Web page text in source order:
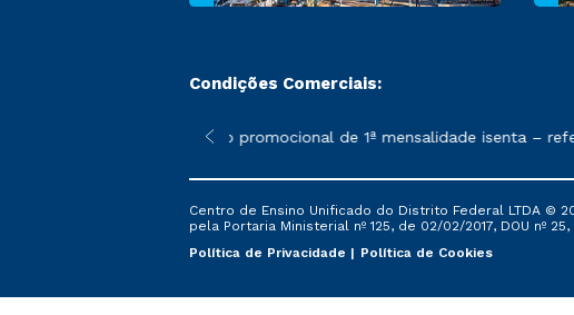
Condições Comerciais:
sofrer alterações nos períodos de rematrícula conforme
*A condição promocional de 1ª mensalidade isenta –
Centro de Ensino Unificado do Distrito Federal LTDA ©
pela Portaria Ministerial nº 125, de 02/02/2017, DOU nº
Política de Privacidade
Política de Cookies